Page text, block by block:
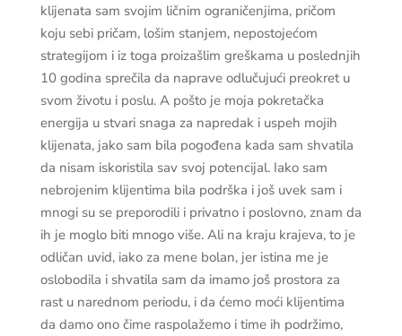
klijenata sam svojim ličnim ograničenjima, pričom
koju sebi pričam, lošim stanjem, nepostojećom
strategijom i iz toga proizašlim greškama u poslednjih
10 godina sprečila da naprave odlučujući preokret u
svom životu i poslu. A pošto je moja pokretačka
energija u stvari snaga za napredak i uspeh mojih
klijenata, jako sam bila pogođena kada sam shvatila
da nisam iskoristila sav svoj potencijal. Iako sam
nebrojenim klijentima bila podrška i još uvek sam i
mnogi su se preporodili i privatno i poslovno, znam da
ih je moglo biti mnogo više. Ali na kraju krajeva, to je
odličan uvid, iako za mene bolan, jer istina me je
oslobodila i shvatila sam da imamo još prostora za
rast u narednom periodu, i da ćemo moći klijentima
da damo ono čime raspolažemo i time ih podržimo,